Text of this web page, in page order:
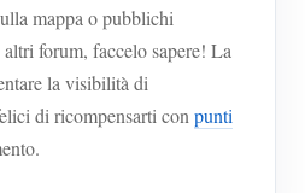
mappa o pubblichi
forum, faccelo sapere! La
la visibilità di
di ricompensarti conpunti